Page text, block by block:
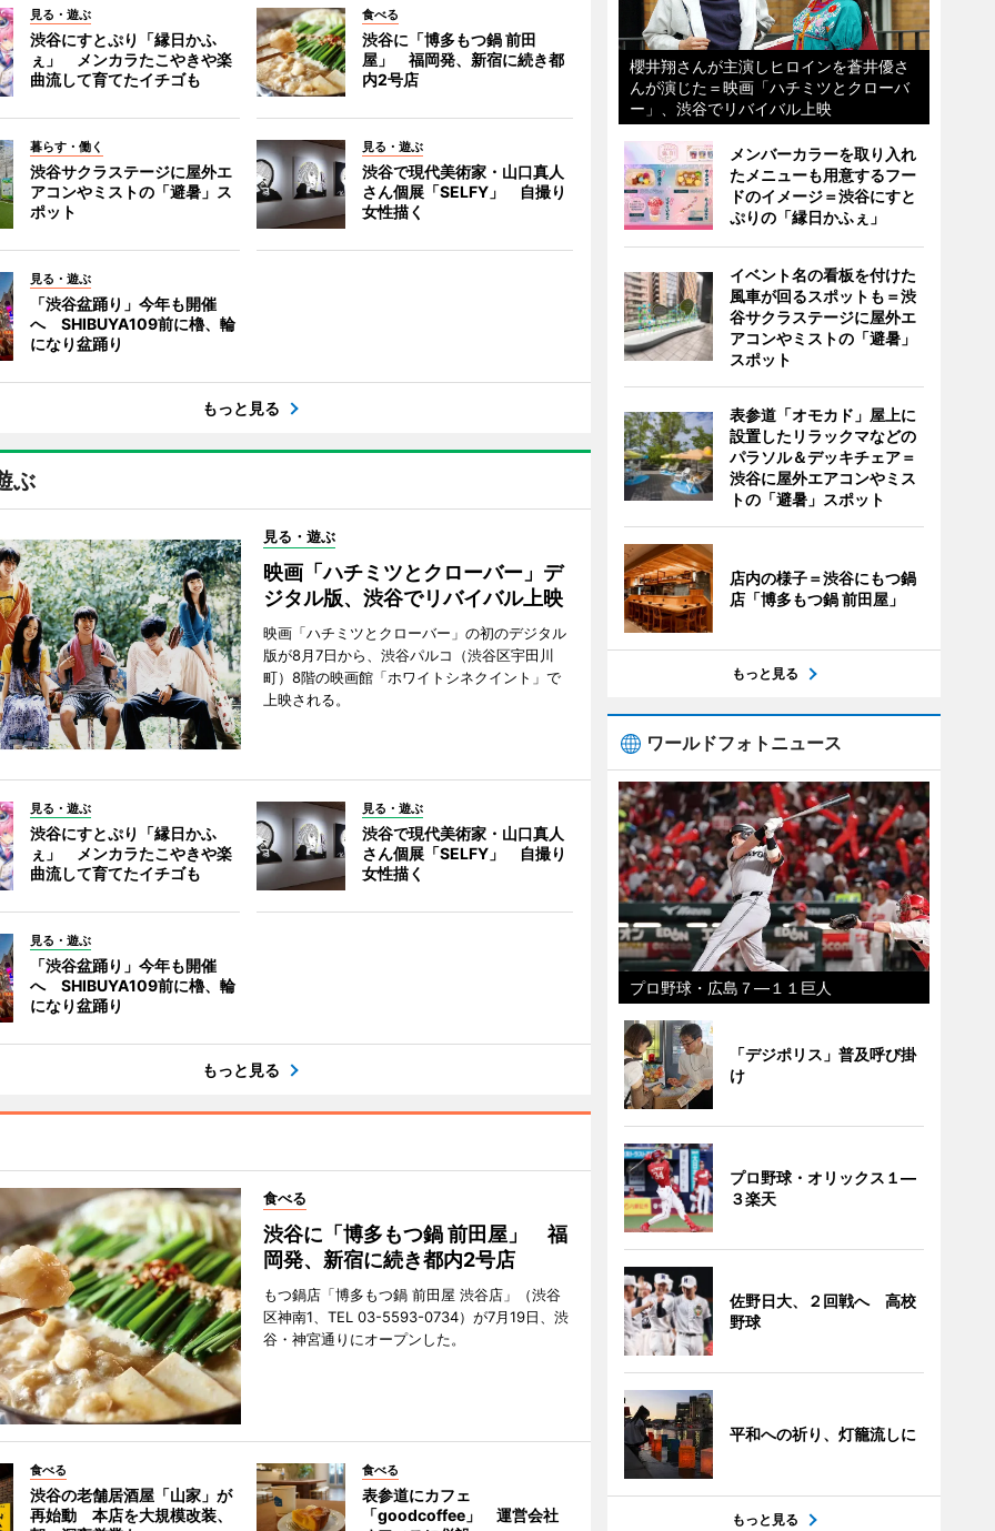
見る・遊ぶ
渋谷にすとぷり「縁日かふ
ぇ」 メンカラたこやきや楽
曲流して育てたイチゴも
食べる
渋谷に「博多もつ鍋 前田
屋」 福岡発、新宿に続き都
内2号店
暮らす・働く
渋谷サクラステージに屋外エ
アコンやミストの「避暑」ス
ポット
見る・遊ぶ
渋谷で現代美術家・山口真人
さん個展「SELFY」 自撮り
女性描く
見る・遊ぶ
「渋谷盆踊り」今年も開催
へ SHIBUYA109前に櫓、輪
になり盆踊り
もっと見る
ぶ
見る・遊ぶ
映画「ハチミツとクローバー」デ
ジタル版、渋谷でリバイバル上映
映画「ハチミツとクローバー」の初のデジタル
版が8月7日から、渋谷パルコ（渋谷区宇田川
町）8階の映画館「ホワイトシネクイント」で
上映される。
見る・遊ぶ
渋谷にすとぷり「縁日かふ
ぇ」 メンカラたこやきや楽
曲流して育てたイチゴも
見る・遊ぶ
渋谷で現代美術家・山口真人
さん個展「SELFY」 自撮り
女性描く
見る・遊ぶ
「渋谷盆踊り」今年も開催
へ SHIBUYA109前に櫓、輪
になり盆踊り
もっと見る
食べる
渋谷に「博多もつ鍋 前田屋」 福
岡発、新宿に続き都内2号店
もつ鍋店「博多もつ鍋 前田屋 渋谷店」（渋谷
区神南1、TEL 03-5593-0734）が7月19日、渋
谷・神宮通りにオープンした。
食べる
渋谷の老舗居酒屋「山家」が
再始動 本店を大規模改装、
食べる
表参道にカフェ
「goodcoffee」 運営会社
櫻井翔さんが主演しヒロインを蒼井優さ
んが演じた＝映画「ハチミツとクローバ
ー」、渋谷でリバイバル上映
メンバーカラーを取り入れ
たメニューも用意するフー
ドのイメージ＝渋谷にすと
ぷりの「縁日かふぇ」
イベント名の看板を付けた
風車が回るスポットも＝渋
谷サクラステージに屋外エ
アコンやミストの「避暑」
スポット
表参道「オモカド」屋上に
設置したリラックマなどの
パラソル＆デッキチェア＝
渋谷に屋外エアコンやミス
トの「避暑」スポット
店内の様子＝渋谷にもつ鍋
店「博多もつ鍋 前田屋」
もっと見る
ワールドフォトニュース
プロ野球・広島７―１１巨人
「デジポリス」普及呼び掛
け
プロ野球・オリックス１―
３楽天
佐野日大、２回戦へ 高校
野球
平和への祈り、灯籠流しに
もっと見る